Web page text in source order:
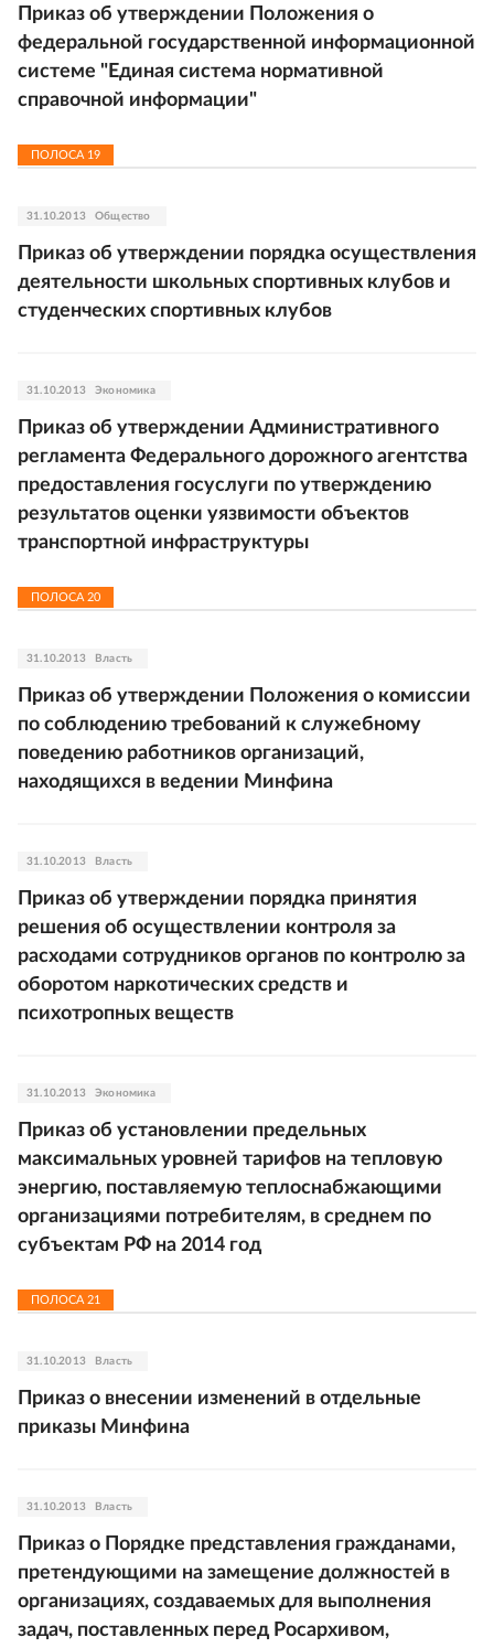
Приказ об утверждении Положения о
федеральной государственной информационной
системе "Единая система нормативной
справочной информации"
ПОЛОСА 19
31.10.2013 Общество
Приказ об утверждении порядка осуществления
деятельности школьных спортивных клубов и
студенческих спортивных клубов
31.10.2013 Экономика
Приказ об утверждении Административного
регламента Федерального дорожного агентства
предоставления госуслуги по утверждению
результатов оценки уязвимости объектов
транспортной инфраструктуры
ПОЛОСА 20
31.10.2013 Власть
Приказ об утверждении Положения о комиссии
по соблюдению требований к служебному
поведению работников организаций,
находящихся в ведении Минфина
31.10.2013 Власть
Приказ об утверждении порядка принятия
решения об осуществлении контроля за
расходами сотрудников органов по контролю за
оборотом наркотических средств и
психотропных веществ
31.10.2013 Экономика
Приказ об установлении предельных
максимальных уровней тарифов на тепловую
энергию, поставляемую теплоснабжающими
организациями потребителям, в среднем по
субъектам РФ на 2014 год
ПОЛОСА 21
31.10.2013 Власть
Приказ о внесении изменений в отдельные
приказы Минфина
31.10.2013 Власть
Приказ о Порядке представления гражданами,
претендующими на замещение должностей в
организациях, создаваемых для выполнения
задач, поставленных перед Росархивом,